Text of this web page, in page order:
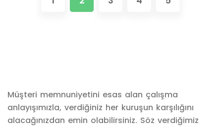
Müşteri memnuniyetini esas alan çalışma
anlayışımızla, verdiğiniz her kuruşun karşılığını
alacağınızdan emin olabilirsiniz. Söz verdiğimiz